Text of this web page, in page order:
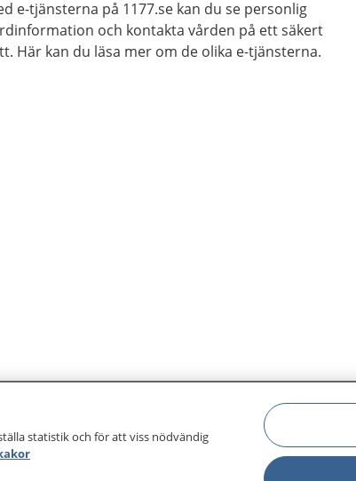
e-tjänsterna på 1177.se kan du se personlig
och kontakta vården på ett säkert
Här kan du läsa mer om de olika e-tjänsterna.
statistik och för att viss nödvändig